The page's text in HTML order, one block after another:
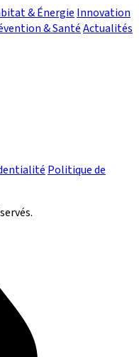
& Énergie Innovation
& SantéActualités
Politique de